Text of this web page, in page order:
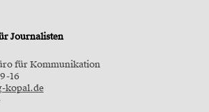
Journalisten
für Kommunikation
16
kopal.de